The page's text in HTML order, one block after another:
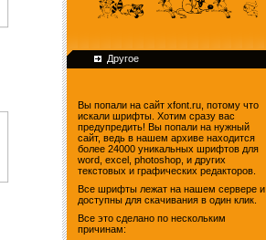
Другое
Вы попали на сайт xfont.ru, потому что
искали шрифты. Хотим сразу вас
предупредить! Вы попали на нужный
сайт, ведь в нашем архиве находится
более 24000 уникальных шрифтов для
word, excel, photoshop, и других
текстовых и графических редакторов.
Все шрифты лежат на нашем сервере и
доступны для скачивания в один клик.
Все это сделано по нескольким
причинам: